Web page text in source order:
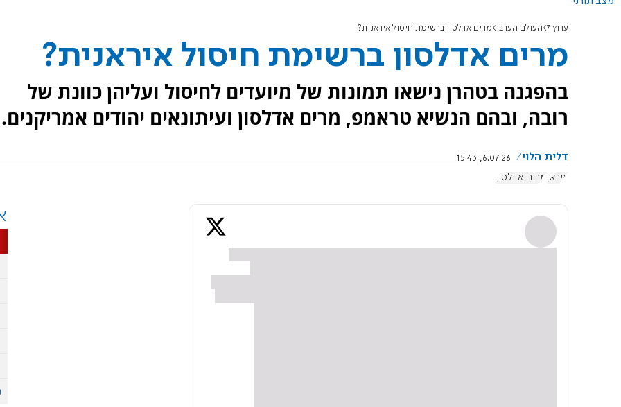
ערוץ 7 העולם הערבי מרים אדלסון ברשימת חיסול איראנית?
מרים אדלסון ברשימת חיסול איראנית?
בהפגנה בטהרן נישאו תמונות של מיועדים לחיסול ועליהן כוונת של
רובה, ובהם הנשיא טראמפ, מרים אדלסון ועיתונאים יהודים אמריקנים.
דלית הלוי
6.07.26, 15:43
איראן מרים אדלסון